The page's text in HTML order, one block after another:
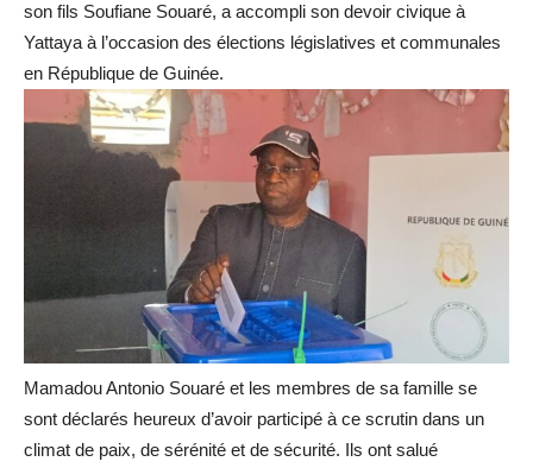
son fils Soufiane Souaré, a accompli son devoir civique à
Yattaya à l’occasion des élections législatives et communales
en République de Guinée.
Mamadou Antonio Souaré et les membres de sa famille se
sont déclarés heureux d’avoir participé à ce scrutin dans un
climat de paix, de sérénité et de sécurité. Ils ont salué